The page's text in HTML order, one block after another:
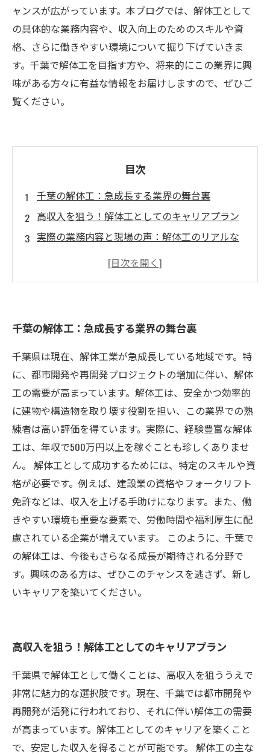
ャンスが広がっています。本ブログでは、解体工として
の具体的な業務内容や、収入向上のためのスキルや資
格、さらに働きやすい環境について掘り下げていきま
す。千葉で解体工を目指す方や、将来的にこの業界に興
味がある方々に有益な情報をお届けしますので、ぜひご
覧ください。
目次
千葉の解体工：急成長する業界の舞台裏
高収入を狙う！解体工としてのキャリアプラン
実際の業務内容と現場の声：解体工のリアルな
考えよう
千葉の解体工：急成長する業界の舞台裏
千葉県は現在、解体工業が急成長している地域です。特
に、都市開発や再開発プロジェクトの増加に伴い、解体
工の需要が高まっています。解体工は、安全かつ効率的
に建物や構造物を取り壊す役割を担い、この業界での熟
練者は高い評価を得ています。実際に、経験豊富な解体
工は、年収で500万円以上を稼ぐことも珍しくありませ
ん。 解体工として成功するためには、特定のスキルや資
格が必要です。例えば、建設業の資格やフォークリフト
免許などは、収入を上げる手助けになります。また、働
きやすい環境も重要な要素で、労働時間や福利厚生に配
慮されている企業が増えています。 このように、千葉で
の解体工は、今後もさらなる成長が期待される分野で
す。興味のある方は、ぜひこのチャンスを逃さず、新し
いキャリアを築いてください。
高収入を狙う！解体工としてのキャリアプラン
千葉県で解体工として働くことは、高収入を狙ううえで
非常に魅力的な選択肢です。現在、千葉では都市開発や
再開発が活発に行われており、それに伴い解体工の需要
が高まっています。解体工としてのキャリアを築くこと
で、安定した収入を得ることが可能です。 解体工の主な